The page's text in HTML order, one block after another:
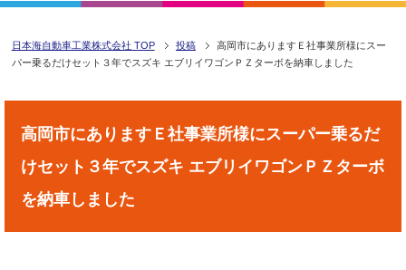
日本海自動車工業株式会社 TOP 投稿
高岡市にありますＥ社事業所様にスー
パー乗るだけセット３年でスズキ エブリイワゴンＰＺターボを納車しました
高岡市にありますＥ社事業所様にスーパー乗るだ
けセット３年でスズキ エブリイワゴンＰＺターボ
を納車しました